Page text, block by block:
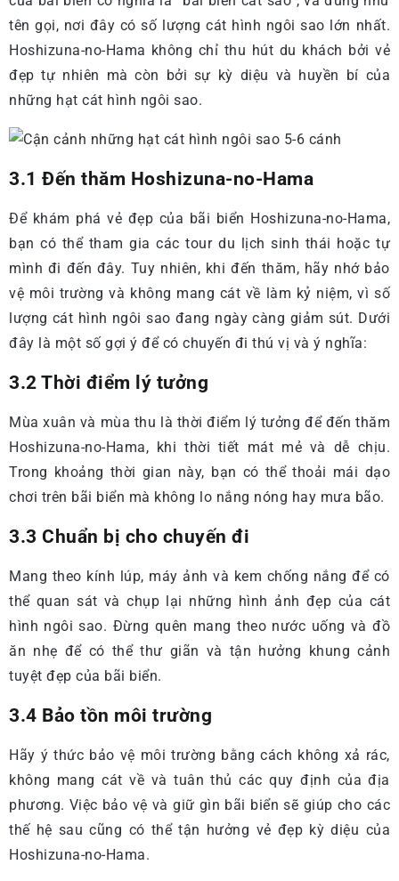
tên gọi, nơi đây có số lượng cát hình ngôi sao lớn nhất.
Hoshizuna-no-Hama không chỉ thu hút du khách bởi vẻ
đẹp tự nhiên mà còn bởi sự kỳ diệu và huyền bí của
những hạt cát hình ngôi sao.
3.1 Đến thăm Hoshizuna-no-Hama
Để khám phá vẻ đẹp của bãi biển Hoshizuna-no-Hama,
bạn có thể tham gia các tour du lịch sinh thái hoặc tự
mình đi đến đây. Tuy nhiên, khi đến thăm, hãy nhớ bảo
vệ môi trường và không mang cát về làm kỷ niệm, vì số
lượng cát hình ngôi sao đang ngày càng giảm sút. Dưới
đây là một số gợi ý để có chuyến đi thú vị và ý nghĩa:
3.2 Thời điểm lý tưởng
Mùa xuân và mùa thu là thời điểm lý tưởng để đến thăm
Hoshizuna-no-Hama, khi thời tiết mát mẻ và dễ chịu.
Trong khoảng thời gian này, bạn có thể thoải mái dạo
chơi trên bãi biển mà không lo nắng nóng hay mưa bão.
3.3 Chuẩn bị cho chuyến đi
Mang theo kính lúp, máy ảnh và kem chống nắng để có
thể quan sát và chụp lại những hình ảnh đẹp của cát
hình ngôi sao. Đừng quên mang theo nước uống và đồ
ăn nhẹ để có thể thư giãn và tận hưởng khung cảnh
tuyệt đẹp của bãi biển.
3.4 Bảo tồn môi trường
Hãy ý thức bảo vệ môi trường bằng cách không xả rác,
không mang cát về và tuân thủ các quy định của địa
phương. Việc bảo vệ và giữ gìn bãi biển sẽ giúp cho các
thế hệ sau cũng có thể tận hưởng vẻ đẹp kỳ diệu của
Hoshizuna-no-Hama.